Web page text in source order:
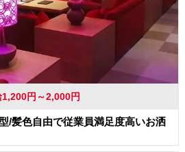
1,200円～2,000円
/髪色自由で従業員満足度高いお洒